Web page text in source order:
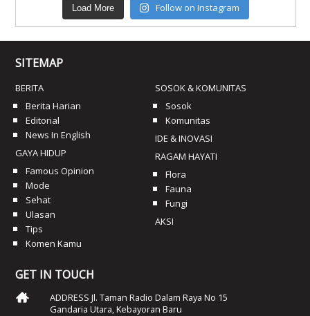
Load More Follow on Instagram
SITEMAP
BERITA
Berita Harian
Editorial
News In English
GAYA HIDUP
Famous Opinion
Mode
Sehat
Ulasan
Tips
Komen Kamu
SOSOK & KOMUNITAS
Sosok
Komunitas
IDE & INOVASI
RAGAM HAYATI
Flora
Fauna
Fungi
AKSI
GET IN TOUCH
ADDRESS Jl. Taman Radio Dalam Raya No 15
Gandaria Utara, Kebayoran Baru